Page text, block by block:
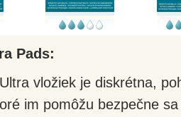
Pads:
vložiek je diskrétna,
im pomôžu bezpečne